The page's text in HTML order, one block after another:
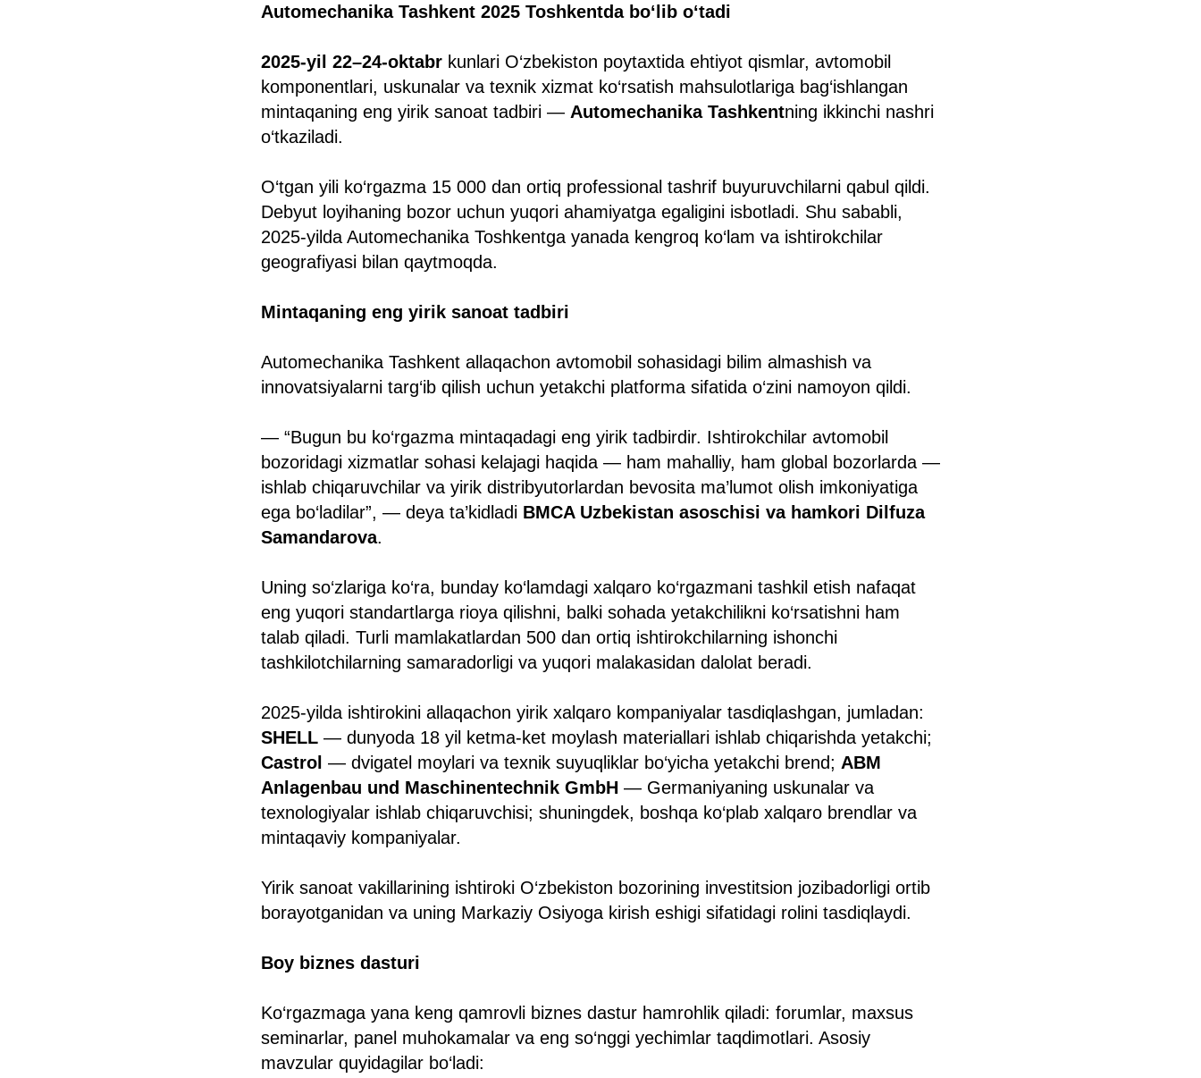
Automechanika Tashkent 2025 Toshkentda bo‘lib o‘tadi
2025-yil 22–24-oktabr kunlari O‘zbekiston poytaxtida ehtiyot qismlar, avtomobil
komponentlari, uskunalar va texnik xizmat ko‘rsatish mahsulotlariga bag‘ishlangan
mintaqaning eng yirik sanoat tadbiri — Automechanika Tashkentning ikkinchi nashri
o‘tkaziladi.
O‘tgan yili ko‘rgazma 15 000 dan ortiq professional tashrif buyuruvchilarni qabul qildi.
Debyut loyihaning bozor uchun yuqori ahamiyatga egaligini isbotladi. Shu sababli,
2025-yilda Automechanika Toshkentga yanada kengroq ko‘lam va ishtirokchilar
geografiyasi bilan qaytmoqda.
Mintaqaning eng yirik sanoat tadbiri
Automechanika Tashkent allaqachon avtomobil sohasidagi bilim almashish va
innovatsiyalarni targ‘ib qilish uchun yetakchi platforma sifatida o‘zini namoyon qildi.
— “Bugun bu ko‘rgazma mintaqadagi eng yirik tadbirdir. Ishtirokchilar avtomobil
bozoridagi xizmatlar sohasi kelajagi haqida — ham mahalliy, ham global bozorlarda —
ishlab chiqaruvchilar va yirik distribyutorlardan bevosita ma’lumot olish imkoniyatiga
ega bo‘ladilar”, — deya ta’kidladi BMCA Uzbekistan asoschisi va hamkori Dilfuza
Samandarova.
Uning so‘zlariga ko‘ra, bunday ko‘lamdagi xalqaro ko‘rgazmani tashkil etish nafaqat
eng yuqori standartlarga rioya qilishni, balki sohada yetakchilikni ko‘rsatishni ham
talab qiladi. Turli mamlakatlardan 500 dan ortiq ishtirokchilarning ishonchi
tashkilotchilarning samaradorligi va yuqori malakasidan dalolat beradi.
2025-yilda ishtirokini allaqachon yirik xalqaro kompaniyalar tasdiqlashgan, jumladan:
SHELL — dunyoda 18 yil ketma-ket moylash materiallari ishlab chiqarishda yetakchi;
Castrol — dvigatel moylari va texnik suyuqliklar bo‘yicha yetakchi brend; ABM
Anlagenbau und Maschinentechnik GmbH — Germaniyaning uskunalar va
texnologiyalar ishlab chiqaruvchisi; shuningdek, boshqa ko‘plab xalqaro brendlar va
mintaqaviy kompaniyalar.
Yirik sanoat vakillarining ishtiroki O‘zbekiston bozorining investitsion jozibadorligi ortib
borayotganidan va uning Markaziy Osiyoga kirish eshigi sifatidagi rolini tasdiqlaydi.
Boy biznes dasturi
Ko‘rgazmaga yana keng qamrovli biznes dastur hamrohlik qiladi: forumlar, maxsus
seminarlar, panel muhokamalar va eng so‘nggi yechimlar taqdimotlari. Asosiy
mavzular quyidagilar bo‘ladi: